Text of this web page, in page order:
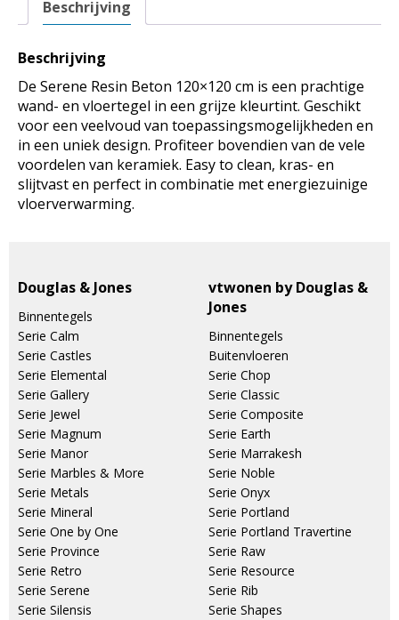
Beton
aantal
Beschrijving
Beschrijving
De Serene Resin Beton 120×120 cm is een prachtige
wand- en vloertegel in een grijze kleurtint. Geschikt
voor een veelvoud van toepassingsmogelijkheden en
in een uniek design. Profiteer bovendien van de vele
voordelen van keramiek. Easy to clean, kras- en
slijtvast en perfect in combinatie met energiezuinige
vloerverwarming.
Douglas & Jones
Binnentegels
Serie Calm
Serie Castles
Serie Elemental
Serie Gallery
Serie Jewel
Serie Magnum
Serie Manor
Serie Marbles & More
Serie Metals
Serie Mineral
Serie One by One
Serie Province
Serie Retro
Serie Serene
Serie Silensis
vtwonen by Douglas &
Jones
Binnentegels
Buitenvloeren
Serie Chop
Serie Classic
Serie Composite
Serie Earth
Serie Marrakesh
Serie Noble
Serie Onyx
Serie Portland
Serie Portland Travertine
Serie Raw
Serie Resource
Serie Rib
Serie Shapes